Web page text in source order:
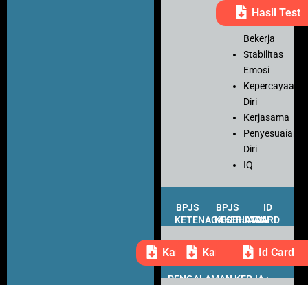
Ketelitian
Motivasi
Bekerja
Stabilitas
Emosi
Kepercayaan
Diri
Kerjasama
Penyesuaian
Diri
IQ
Hasil Test
BPJS
KETENAGAKERJAAN
BPJS
KESEHATAN
ID
CARD
Kartu PesertaKartu PesertaId Card
PENGALAMAN KERJA :